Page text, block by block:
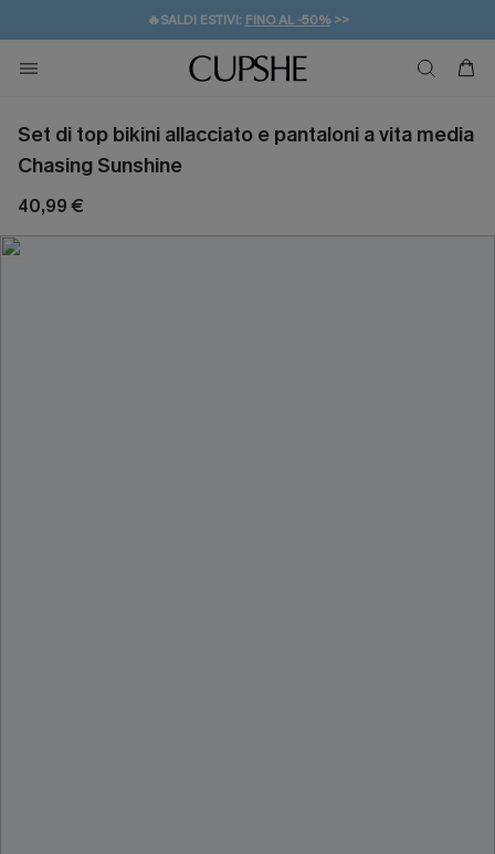
🔥SALDI ESTIVI: FINO AL -50%>>
🚚SPEDIZIONE GRATUITA DA 49€
💌REGALO PER I NUOVI: 20% DI SCONTO*
Set di top bikini allacciato e pantaloni a vita media
Chasing Sunshine
40,99 €